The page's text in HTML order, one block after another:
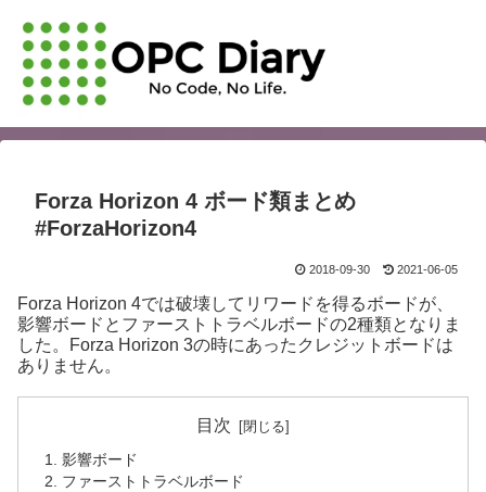
Forza Horizon 4 ボード類まとめ
#ForzaHorizon4
2018-09-30 2021-06-05
Forza Horizon 4では破壊してリワードを得るボードが、
影響ボードとファーストトラベルボードの2種類となりま
した。Forza Horizon 3の時にあったクレジットボードは
ありません。
目次
影響ボード
ファーストトラベルボード